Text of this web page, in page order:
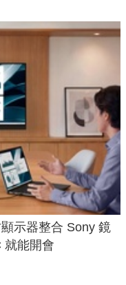
示器整合 Sony 鏡
就能開會